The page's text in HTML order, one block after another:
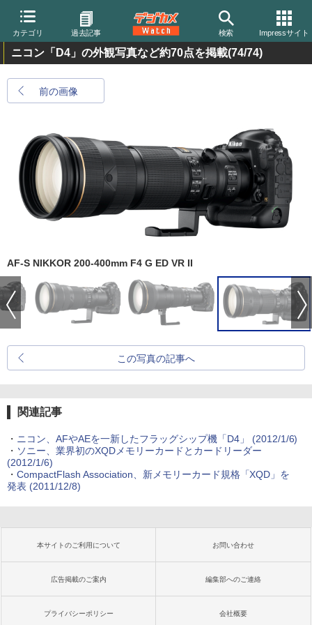
カテゴリ 過去記事 検索 Impressサイト
ニコン「D4」の外観写真など約70点を掲載(74/74)
前の画像
AF-S NIKKOR 200-400mm F4 G ED VR II
この写真の記事へ
関連記事
・ ニコン、AFやAEを一新したフラッグシップ機「D4」 (2012/1/6)
・ ソニー、業界初のXQDメモリーカードとカードリーダー
(2012/1/6)
・ CompactFlash Association、新メモリーカード規格「XQD」を
発表 (2011/12/8)
本サイトのご利用について お問い合わせ
広告掲載のご案内 編集部へのご連絡
プライバシーポリシー 会社概要